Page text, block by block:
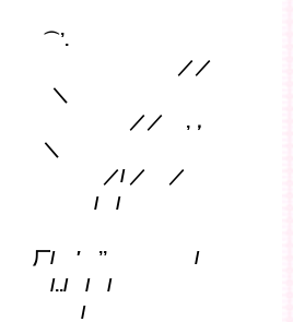
⌒’.
／
＼
,，
／
/
’’ /
/ /
/